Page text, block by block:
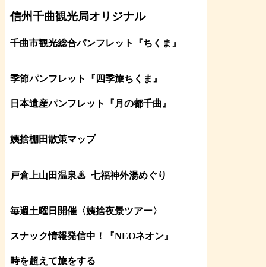
信州千曲観光局オリジナル
千曲市観光総合パンフレット 『ちくま 』
季節パンフレット『四季旅ちくま』
日本遺産パンフレット 『月の都千曲 』
姨捨棚田散策マップ
戸倉上山田温泉♨ 七福神外湯めぐり
毎週土曜日開催〈姨捨夜景ツアー〉
スナック情報発信中！『NEOネオン』
時を超えて旅をする